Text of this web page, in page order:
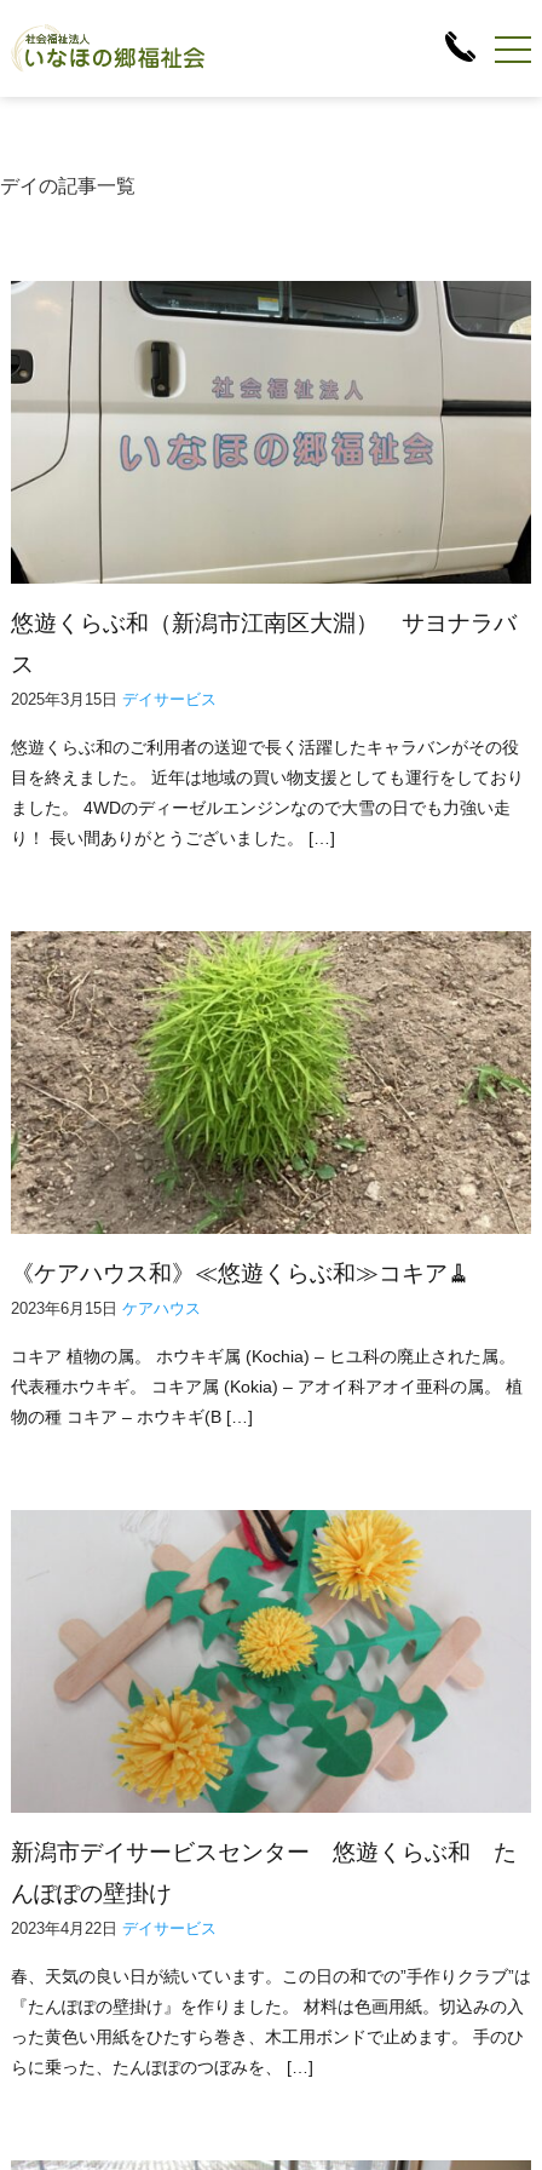
デイの記事一覧
悠遊くらぶ和（新潟市江南区大淵） サヨナラバ
ス
2025年3月15日 デイサービス
悠遊くらぶ和のご利用者の送迎で長く活躍したキャラバンがその役
目を終えました。 近年は地域の買い物支援としても運行をしており
ました。 4WDのディーゼルエンジンなので大雪の日でも力強い走
り！ 長い間ありがとうございました。 […]
《ケアハウス和》≪悠遊くらぶ和≫コキア🧹
2023年6月15日 ケアハウス
コキア 植物の属。 ホウキギ属 (Kochia) – ヒユ科の廃止された属。
代表種ホウキギ。 コキア属 (Kokia) – アオイ科アオイ亜科の属。 植
物の種 コキア – ホウキギ(B […]
新潟市デイサービスセンター 悠遊くらぶ和 た
んぽぽの壁掛け
2023年4月22日 デイサービス
春、天気の良い日が続いています。この日の和での”手作りクラブ”は
『たんぽぽの壁掛け』を作りました。 材料は色画用紙。切込みの入
った黄色い用紙をひたすら巻き、木工用ボンドで止めます。 手のひ
らに乗った、たんぽぽのつぼみを、 […]